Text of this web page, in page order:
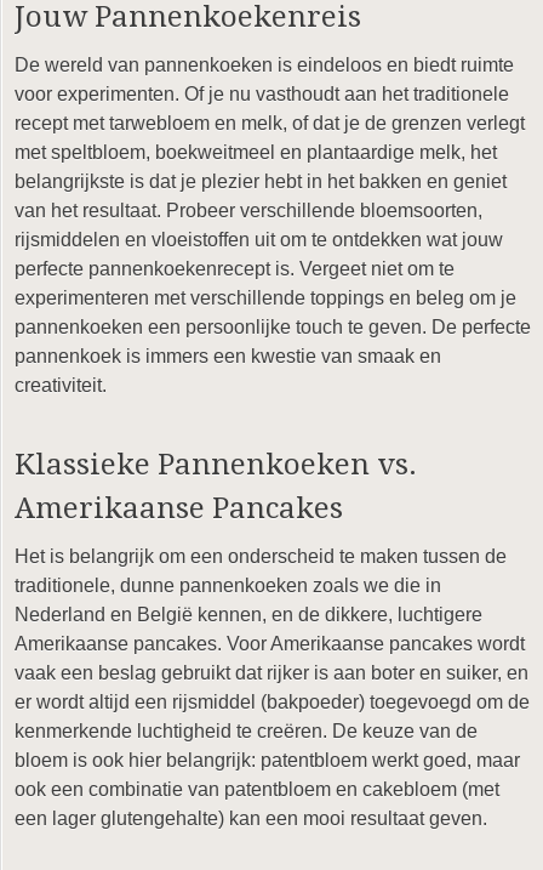
Jouw Pannenkoekenreis
De wereld van pannenkoeken is eindeloos en biedt ruimte
voor experimenten. Of je nu vasthoudt aan het traditionele
recept met tarwebloem en melk, of dat je de grenzen verlegt
met speltbloem, boekweitmeel en plantaardige melk, het
belangrijkste is dat je plezier hebt in het bakken en geniet
van het resultaat. Probeer verschillende bloemsoorten,
rijsmiddelen en vloeistoffen uit om te ontdekken wat jouw
perfecte pannenkoekenrecept is. Vergeet niet om te
experimenteren met verschillende toppings en beleg om je
pannenkoeken een persoonlijke touch te geven. De perfecte
pannenkoek is immers een kwestie van smaak en
creativiteit.
Klassieke Pannenkoeken vs.
Amerikaanse Pancakes
Het is belangrijk om een onderscheid te maken tussen de
traditionele, dunne pannenkoeken zoals we die in
Nederland en België kennen, en de dikkere, luchtigere
Amerikaanse pancakes. Voor Amerikaanse pancakes wordt
vaak een beslag gebruikt dat rijker is aan boter en suiker, en
er wordt altijd een rijsmiddel (bakpoeder) toegevoegd om de
kenmerkende luchtigheid te creëren. De keuze van de
bloem is ook hier belangrijk: patentbloem werkt goed, maar
ook een combinatie van patentbloem en cakebloem (met
een lager glutengehalte) kan een mooi resultaat geven.